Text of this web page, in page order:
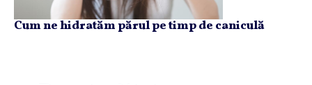
Cum ne hidratăm părul pe timp de caniculă